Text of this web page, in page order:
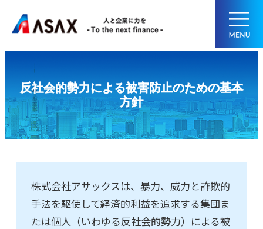
反社会的勢力による被害防止のための基本
方針
株式会社アサックスは、暴力、威力と詐欺的
手法を駆使して経済的利益を追求する集団ま
たは個人（いわゆる反社会的勢力）による被